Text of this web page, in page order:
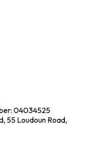
04034525
55 Loudoun Road,